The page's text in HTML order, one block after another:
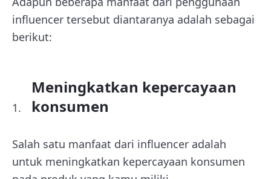
influencer tersebut diantaranya adalah sebagai
berikut:
Meningkatkan kepercayaan
konsumen
Salah satu manfaat dari influencer adalah
untuk meningkatkan kepercayaan konsumen